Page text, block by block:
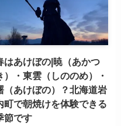
はあけぼの|暁（あかつ
）・東雲（しののめ）・
（あけぼの）？北海道岩
町で朝焼けを体験できる
節です